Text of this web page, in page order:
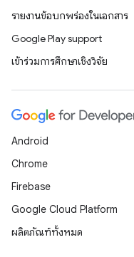
รายงานข้อบกพร่องในเอกสาร
Google Play support
เข้าร่วมการศึกษาเชิงวิจัย
Android
Chrome
Firebase
Google Cloud Platform
ผลิตภัณฑ์ทั้งหมด